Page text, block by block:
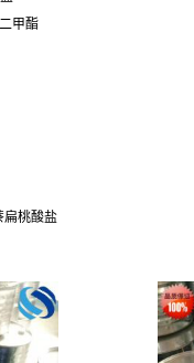
甲酯
扁桃酸盐